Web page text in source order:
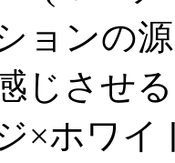
ョンの
じさせ
×ホワ